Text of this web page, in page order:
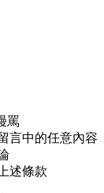
罵
言中的任意內容
述條款